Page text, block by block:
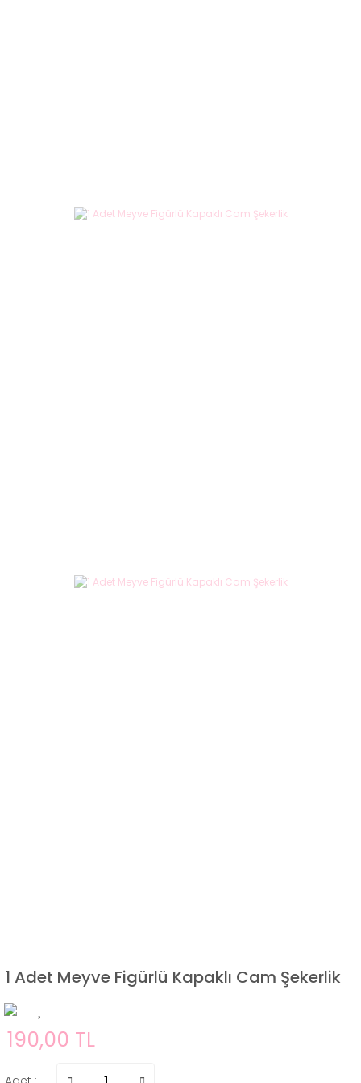
1 Adet Meyve Figürlü Kapaklı Cam Şekerlik
190,00 TL